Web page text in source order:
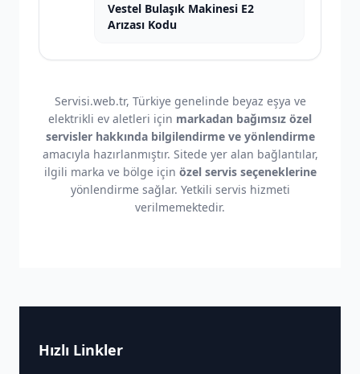
Vestel Bulaşık Makinesi E2
Arızası Kodu
Servisi.web.tr, Türkiye genelinde beyaz eşya ve
elektrikli ev aletleri için markadan bağımsız özel
servisler hakkında bilgilendirme ve yönlendirme
amacıyla hazırlanmıştır. Sitede yer alan bağlantılar,
ilgili marka ve bölge için özel servis seçeneklerine
yönlendirme sağlar. Yetkili servis hizmeti
verilmemektedir.
Hızlı Linkler